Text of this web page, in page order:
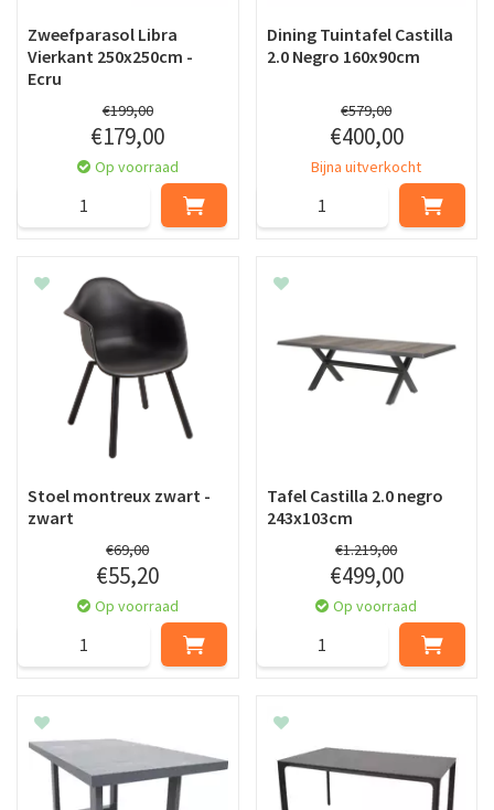
Zweefparasol Libra
Vierkant 250x250cm -
Ecru
€199,00
€179,00
Op voorraad
Dining Tuintafel Castilla
2.0 Negro 160x90cm
€579,00
€400,00
Bijna uitverkocht
Stoel montreux zwart -
zwart
€69,00
€55,20
Op voorraad
Tafel Castilla 2.0 negro
243x103cm
€1.219,00
€499,00
Op voorraad